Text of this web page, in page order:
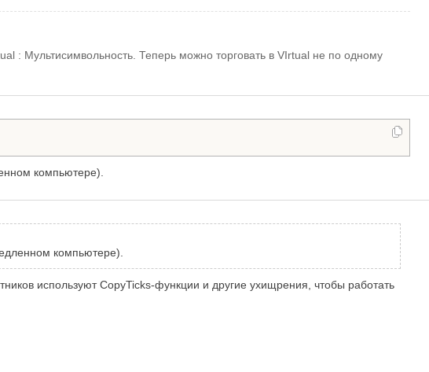
: Мультисимвольность. Теперь можно торговать в VIrtual не по одному
компьютере).
компьютере).
используют CopyTicks-функции и другие ухищрения, чтобы работать